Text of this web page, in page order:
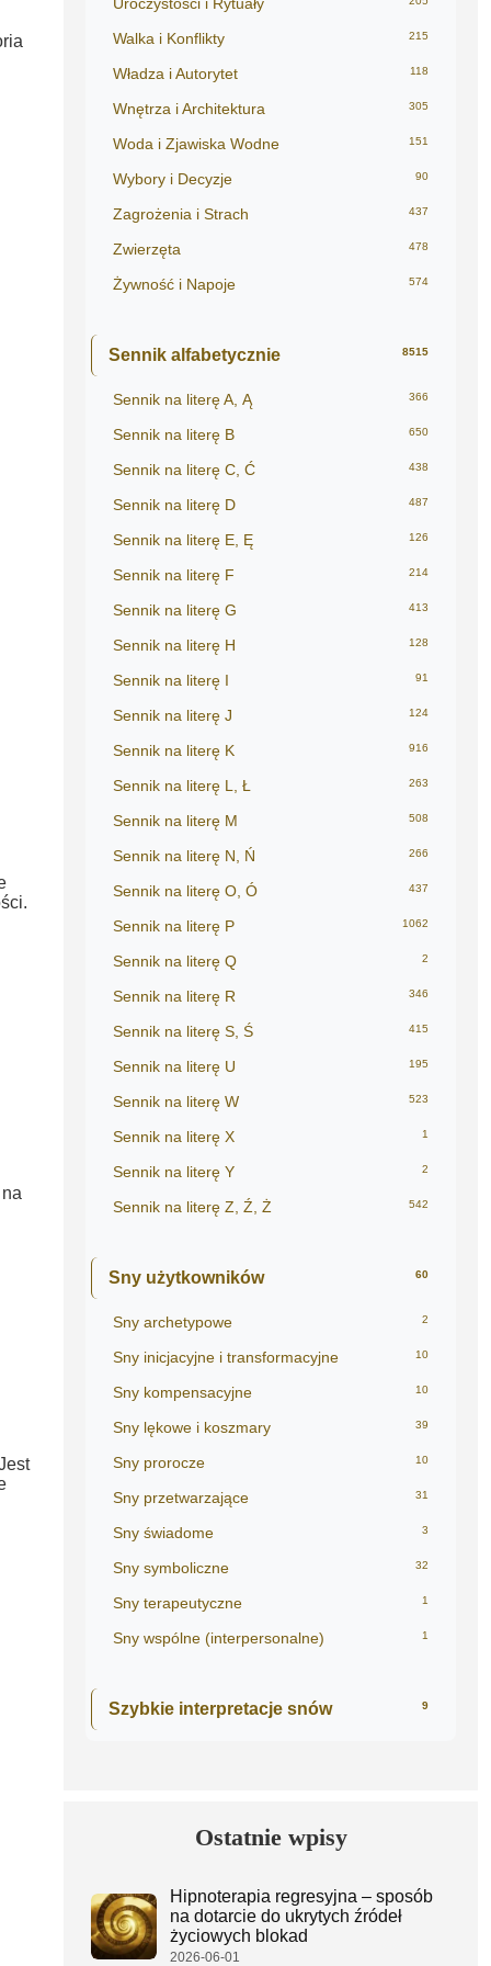
Walka i Konflikty 215
Władza i Autorytet 118
Wnętrza i Architektura 305
Woda i Zjawiska Wodne 151
Wybory i Decyzje 90
Zagrożenia i Strach 437
Zwierzęta 478
Żywność i Napoje 574
Sennik alfabetycznie 8515
Sennik na literę A, Ą 366
Sennik na literę B 650
Sennik na literę C, Ć 438
Sennik na literę D 487
Sennik na literę E, Ę 126
Sennik na literę F 214
Sennik na literę G 413
Sennik na literę H 128
Sennik na literę I 91
Sennik na literę J 124
Sennik na literę K 916
Sennik na literę L, Ł 263
Sennik na literę M 508
Sennik na literę N, Ń 266
Sennik na literę O, Ó 437
Sennik na literę P 1062
Sennik na literę Q 2
Sennik na literę R 346
Sennik na literę S, Ś 415
Sennik na literę U 195
Sennik na literę W 523
Sennik na literę X 1
Sennik na literę Y 2
Sennik na literę Z, Ź, Ż 542
Sny użytkowników 60
Sny archetypowe 2
Sny inicjacyjne i transformacyjne 10
Sny kompensacyjne 10
Sny lękowe i koszmary 39
Sny prorocze 10
Sny przetwarzające 31
Sny świadome 3
Sny symboliczne 32
Sny terapeutyczne 1
Sny wspólne (interpersonalne) 1
Szybkie interpretacje snów 9
Ostatnie wpisy
Hipnoterapia regresyjna – sposób
na dotarcie do ukrytych źródeł
życiowych blokad
2026-06-01